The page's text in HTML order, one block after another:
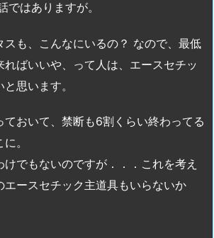
ではありますが。
スも、こんなにいるの？ なので、最低
ればいいや、って人は、エースセチッ
思います。
ておいて、禁断も6割くらい終わってる
。
けでもないのですが．．．これを考え
エースセチック主道具もいらないか